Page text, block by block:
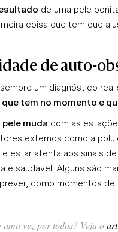
de uma pele
coisa que tem que
de auto-
um diagnóstico
tem no momento e
muda com as
externos como a
estar atenta aos sinais
e saudável. Alguns são
como momentos
vez por todas? Veja o